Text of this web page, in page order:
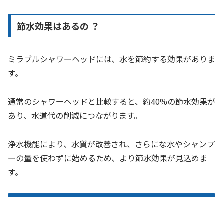
節水効果はあるの​ ？
ミラブルシャワーヘッドには、水を節約する効果がありま
す。
通常のシャワーヘッドと比較すると、約40%の節水効果が
あり、水道代の削減につながります。
浄水機能により、水質が改善され、さらにな水やシャンプ
ーの量を使わずに始めるため、より節水効果が見込めま
す。